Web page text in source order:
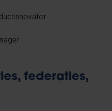
federaties,